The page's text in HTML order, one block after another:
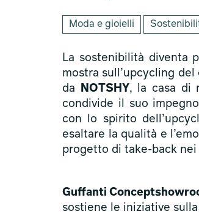
Moda e gioielli
La sostenibilità diventa
mostra sull’upcycling del
da
NOTSHY, la casa di
condivide il suo
con lo spirito
esaltare la qualità e
progetto di take-back nei
Guffanti
sostiene le iniziative